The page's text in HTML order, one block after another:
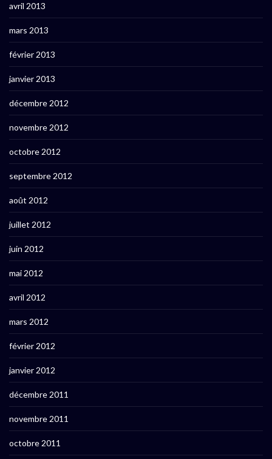
avril 2013
mars 2013
février 2013
janvier 2013
décembre 2012
novembre 2012
octobre 2012
septembre 2012
août 2012
juillet 2012
juin 2012
mai 2012
avril 2012
mars 2012
février 2012
janvier 2012
décembre 2011
novembre 2011
octobre 2011